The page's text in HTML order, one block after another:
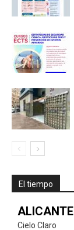
El tiempo
ALICANTE
Cielo Claro